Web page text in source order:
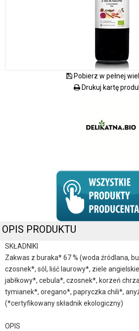
Pobierz w pełnej
Drukuj kartę
OPIS PRODUKTU
SKŁADNIKI
Zakwas z buraka* 67 % (woda źródlana,
czosnek*, sól, liść laurowy*, ziele
jabłkowy*, cebula*, czosnek*, korzeń
tymianek*, oregano*, papryczka chili*,
(*certyfikowany składnik ekologiczny)
OPIS